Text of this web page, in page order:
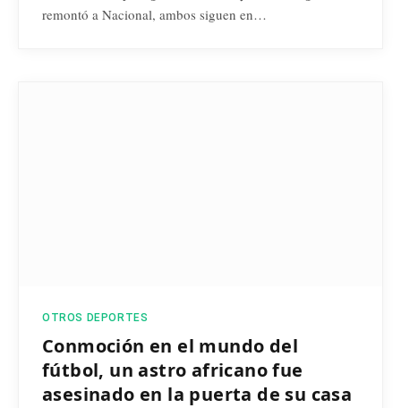
remontó a Nacional, ambos siguen en…
OTROS DEPORTES
Conmoción en el mundo del
fútbol, un astro africano fue
asesinado en la puerta de su casa